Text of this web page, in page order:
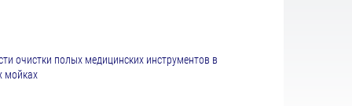
очистки полых медицинских инструментов в
мойках